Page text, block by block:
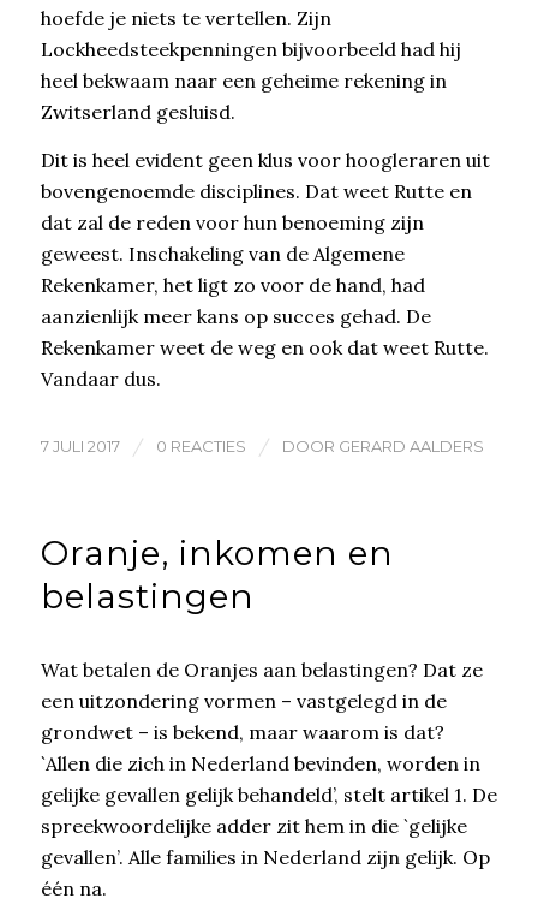
hoefde je niets te vertellen. Zijn
Lockheedsteekpenningen bijvoorbeeld had hij
heel bekwaam naar een geheime rekening in
Zwitserland gesluisd.
Dit is heel evident geen klus voor hoogleraren uit
bovengenoemde disciplines. Dat weet Rutte en
dat zal de reden voor hun benoeming zijn
geweest. Inschakeling van de Algemene
Rekenkamer, het ligt zo voor de hand, had
aanzienlijk meer kans op succes gehad. De
Rekenkamer weet de weg en ook dat weet Rutte.
Vandaar dus.
7 JULI 2017 / 0 REACTIES / DOOR GERARD AALDERS
Oranje, inkomen en
belastingen
Wat betalen de Oranjes aan belastingen? Dat ze
een uitzondering vormen – vastgelegd in de
grondwet – is bekend, maar waarom is dat?
`Allen die zich in Nederland bevinden, worden in
gelijke gevallen gelijk behandeld’, stelt artikel 1. De
spreekwoordelijke adder zit hem in die `gelijke
gevallen’. Alle families in Nederland zijn gelijk. Op
één na.